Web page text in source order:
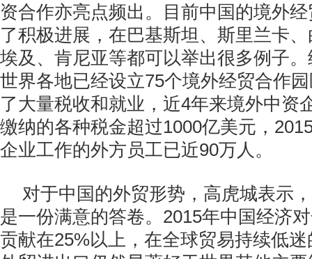
资合作亦亮点频出。目前中国的境外
了积极进展，在巴基斯坦、斯里兰卡
埃及、肯尼亚等都可以举出很多例子
世界各地已经设立75个境外经贸合作
了大量税收和就业，近4年来境外中资
缴纳的各种税金超过1000亿美元，
企业工作的外方员工已近90万人。
对于中国的外贸形势，高虎城表示
是一份满意的答卷。2015年中国经济
贡献在25%以上，在全球贸易持续低